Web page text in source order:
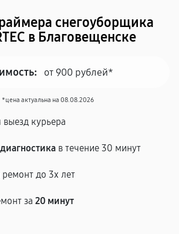
снегоуборщика
в Благовещенске
от 900 рублей*
*цена актуальна на 08.08.2026
выезд курьера
в течение 30 минут
ремонт до 3х лет
за 20 минут